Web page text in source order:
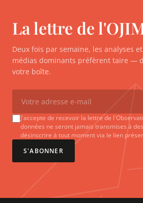
La lettre de
Deux fois par semaine, les analyses
médias dominants préfèrent taire —
votre boîte.
J'accepte de recevoir la lettre de
données ne seront jamais transmises à
désinscrire à tout moment via le lien
S'ABONNER